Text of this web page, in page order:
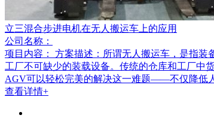
立三混合步进电机在无人搬运车上的应用
公司名称：
项目内容：
方案描述：所谓无人搬运车，是指装
工厂不可缺少的装载设备。传统的仓库和工厂中
AGV可以轻松完美的解决这一难题——不仅降低
查看详情+